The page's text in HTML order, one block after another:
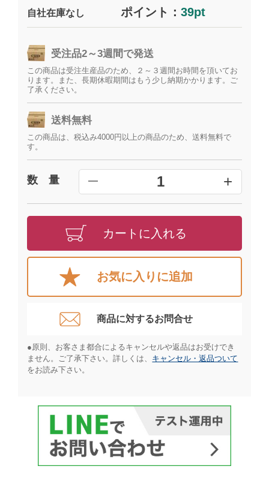
自社在庫なし ポイント：39pt
受注品2～3週間で発送
この商品は受注生産品のため、２～３週間お時間を頂いてお
ります。また、長期休暇期間はもう少し納期かかります。ご
了承ください。
送料無料
この商品は、税込み4000円以上の商品のため、送料無料で
す。
数 量 ━ 1 +
カートに入れる
お気に入りに追加
商品に対するお問合せ​
●原則、お客さま都合によるキャンセルや返品はお受けでき
ません。ご了承下さい。詳しくは、 キャンセル・返品ついて
をお読み下さい。​